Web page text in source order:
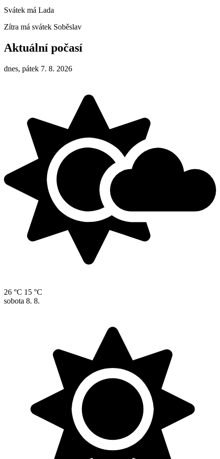
Svátek má Lada
Zítra má svátek Soběslav
Aktuální počasí
dnes, pátek 7. 8. 2026
26 °C 15 °C
sobota 8. 8.